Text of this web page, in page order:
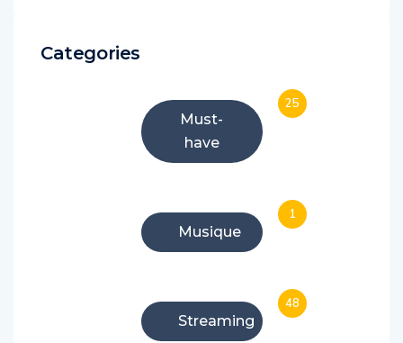
Categories
Must-
have
25
Musique
1
Streaming
48